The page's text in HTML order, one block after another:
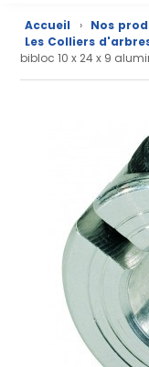
Nos
produits
CAD/3D
Nos
marques
Accueil › Nos
Les Colliers
bibloc 10 x 24 x 9